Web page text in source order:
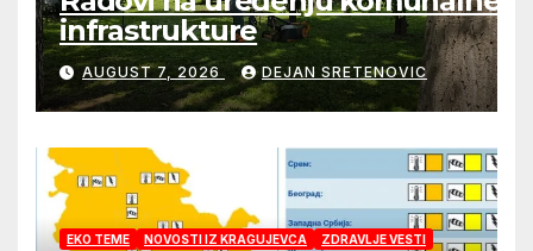
infrastrukture
AUGUST 7, 2026 DEJAN SRETENOVIC
EKO TEME NOVOSTI IZ KRAGUJEVCA ZDRAVLJE VESTI